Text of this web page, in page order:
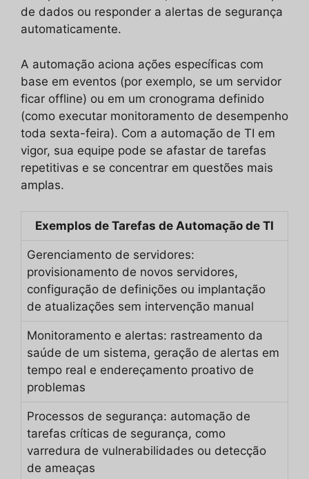
de dados ou responder a alertas de segurança
automaticamente.
A automação aciona ações específicas com
base em eventos (por exemplo, se um servidor
ficar offline) ou em um cronograma definido
(como executar monitoramento de desempenho
toda sexta-feira). Com a automação de TI em
vigor, sua equipe pode se afastar de tarefas
repetitivas e se concentrar em questões mais
amplas.
Exemplos de Tarefas de Automação de TI
Gerenciamento de servidores:
provisionamento de novos servidores,
configuração de definições ou implantação
de atualizações sem intervenção manual
Monitoramento e alertas: rastreamento da
saúde de um sistema, geração de alertas em
tempo real e endereçamento proativo de
problemas
Processos de segurança: automação de
tarefas críticas de segurança, como
varredura de vulnerabilidades ou detecção
de ameaças